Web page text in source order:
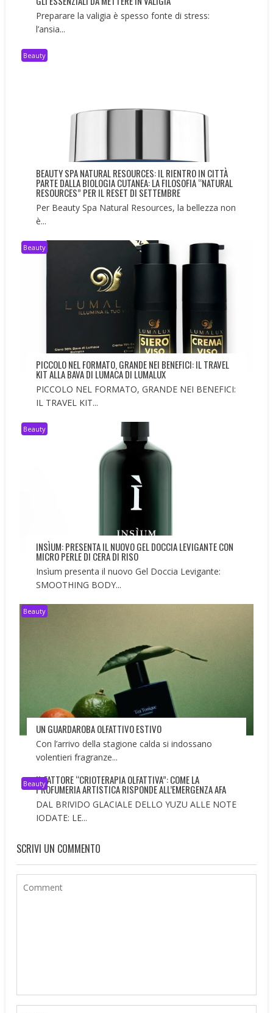
Preparare la valigia è spesso fonte di stress:
l’ansia...
Beauty
BEAUTY SPA NATURAL RESOURCES: IL RIENTRO IN CITTÀ
PARTE DALLA BIOLOGIA CUTANEA: LA FILOSOFIA “NATURAL
RESOURCES” PER IL RESET DI SETTEMBRE
Per Beauty Spa Natural Resources, la bellezza non
è...
Beauty
PICCOLO NEL FORMATO, GRANDE NEI BENEFICI: IL TRAVEL
KIT ALLA BAVA DI LUMACA DI LUMALUX
PICCOLO NEL FORMATO, GRANDE NEI BENEFICI:
IL TRAVEL KIT...
Beauty
INSÌUM: PRESENTA IL NUOVO GEL DOCCIA LEVIGANTE CON
MICRO PERLE DI CERA DI RISO
Insìum presenta il nuovo Gel Doccia Levigante:
SMOOTHING BODY...
Beauty
UN GUARDAROBA OLFATTIVO ESTIVO
Con l’arrivo della stagione calda si indossano
volentieri fragranze...
BeautyIL FATTORE “CRIOTERAPIA OLFATTIVA”: COME LA
PROFUMERIA ARTISTICA RISPONDE ALL’EMERGENZA AFA
DAL BRIVIDO GLACIALE DELLO YUZU ALLE NOTE
IODATE: LE...
SCRIVI UN COMMENTO